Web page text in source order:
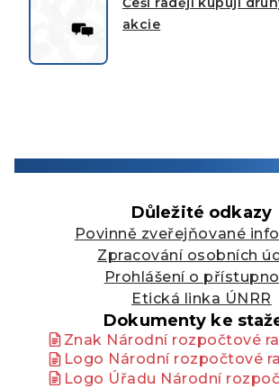
akcie
Důležité odkazy
Povinně zveřejňované
Zpracování osobních
Prohlášení o
Etická linka ÚNRR
Dokumenty ke
Znak Národní rozpočtové
Logo Národní rozpočtové
Logo Úřadu Národní